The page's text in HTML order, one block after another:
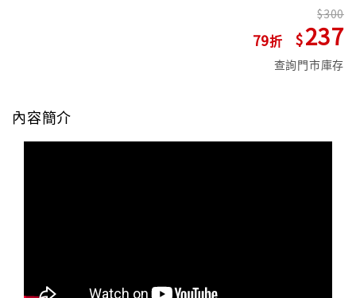
79
300
237
查詢門市庫存
內容簡介